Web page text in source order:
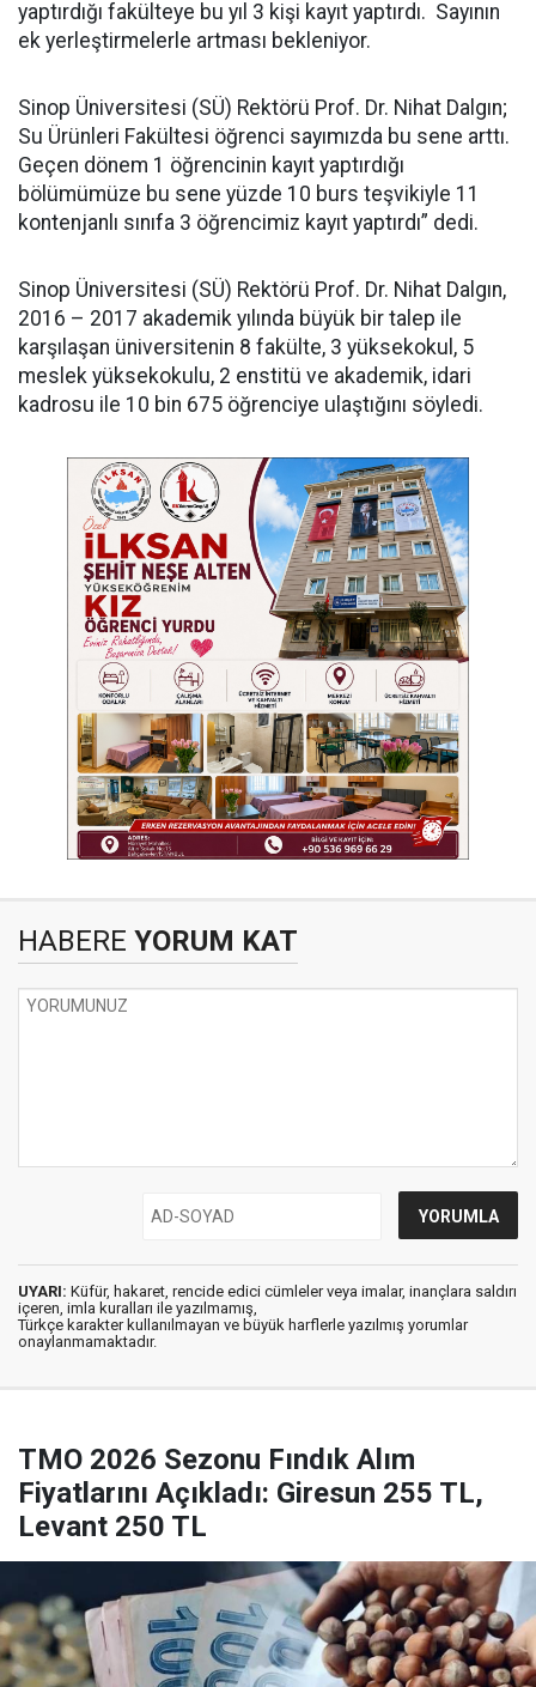
yaptırdığı fakülteye bu yıl 3 kişi kayıt yaptırdı. Sayının
ek yerleştirmelerle artması bekleniyor.
Sinop Üniversitesi (SÜ) Rektörü Prof. Dr. Nihat Dalgın;
Su Ürünleri Fakültesi öğrenci sayımızda bu sene arttı.
Geçen dönem 1 öğrencinin kayıt yaptırdığı
bölümümüze bu sene yüzde 10 burs teşvikiyle 11
kontenjanlı sınıfa 3 öğrencimiz kayıt yaptırdı” dedi.
Sinop Üniversitesi (SÜ) Rektörü Prof. Dr. Nihat Dalgın,
2016 – 2017 akademik yılında büyük bir talep ile
karşılaşan üniversitenin 8 fakülte, 3 yüksekokul, 5
meslek yüksekokulu, 2 enstitü ve akademik, idari
kadrosu ile 10 bin 675 öğrenciye ulaştığını söyledi.
HABERE YORUM KAT
UYARI: Küfür, hakaret, rencide edici cümleler veya imalar, inançlara saldırı
içeren, imla kuralları ile yazılmamış,
Türkçe karakter kullanılmayan ve büyük harflerle yazılmış yorumlar
onaylanmamaktadır.
TMO 2026 Sezonu Fındık Alım
Fiyatlarını Açıkladı: Giresun 255 TL,
Levant 250 TL